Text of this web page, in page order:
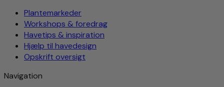
Plantemarkeder
Workshops & foredrag
Havetips & inspiration
Hjælp til havedesign
Opskrift oversigt
Navigation